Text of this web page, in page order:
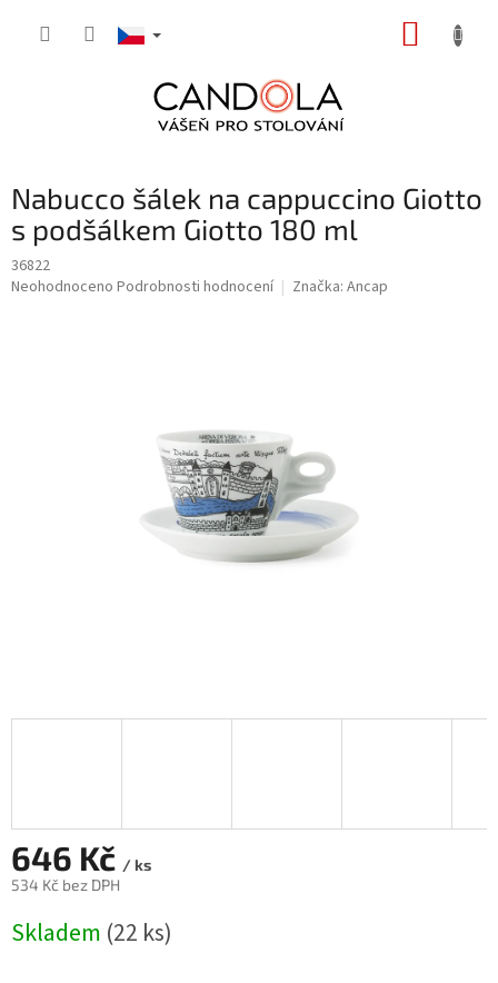
Nabucco šálek na cappuccino Giotto
s podšálkem Giotto 180 ml
36822
Průměrné
Neohodnoceno Podrobnosti hodnocení Značka: Ancap
646 Kč / ks
534 Kč bez DPH
cena:
Skladem (22 ks)